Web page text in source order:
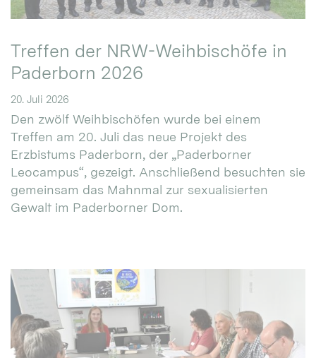
Treffen der NRW-Weihbischöfe in
Paderborn 2026
20. Juli 2026
Den zwölf Weihbischöfen wurde bei einem
Treffen am 20. Juli das neue Projekt des
Erzbistums Paderborn, der „Paderborner
Leocampus“, gezeigt. Anschließend besuchten sie
gemeinsam das Mahnmal zur sexualisierten
Gewalt im Paderborner Dom.